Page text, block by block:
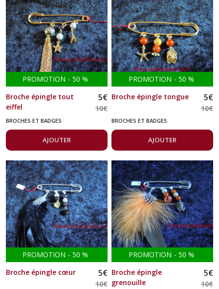
PROMOTION - 50 %
Broche épingle tout
eiffel
5€
10€
BROCHES ET BADGES
AJOUTER
PROMOTION - 50 %
Broche épingle tongue
5€
10€
BROCHES ET BADGES
AJOUTER
PROMOTION - 50 %
Broche épingle cœur
5€
10€
PROMOTION - 50 %
Broche épingle
grenouille
5€
10€
Bracelets
(12)
Pendentifs
(14)
Key
(17)
pour
smartphone
(3)
Marque-
pages
(6)
Stylos